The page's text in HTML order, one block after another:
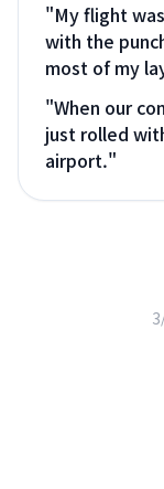
"My flight
with the
most of my
"When our
just rolled
airport."